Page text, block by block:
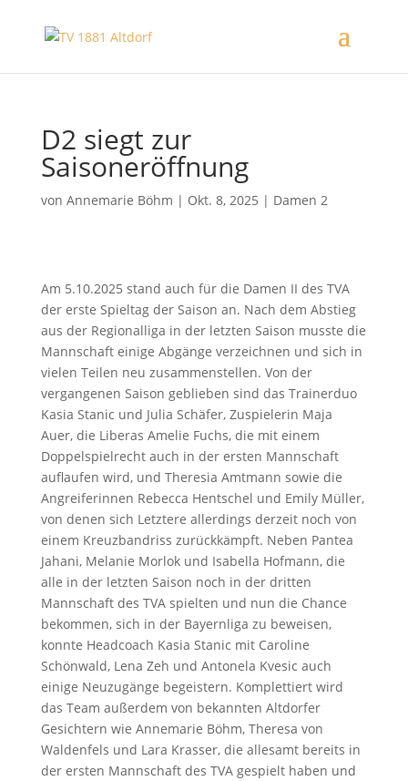
D2 siegt zur
Saisoneröffnung
von Annemarie Böhm | Okt. 8, 2025 | Damen 2
Am 5.10.2025 stand auch für die Damen II des TVA
der erste Spieltag der Saison an. Nach dem Abstieg
aus der Regionalliga in der letzten Saison musste die
Mannschaft einige Abgänge verzeichnen und sich in
vielen Teilen neu zusammenstellen. Von der
vergangenen Saison geblieben sind das Trainerduo
Kasia Stanic und Julia Schäfer, Zuspielerin Maja
Auer, die Liberas Amelie Fuchs, die mit einem
Doppelspielrecht auch in der ersten Mannschaft
auflaufen wird, und Theresia Amtmann sowie die
Angreiferinnen Rebecca Hentschel und Emily Müller,
von denen sich Letztere allerdings derzeit noch von
einem Kreuzbandriss zurückkämpft. Neben Pantea
Jahani, Melanie Morlok und Isabella Hofmann, die
alle in der letzten Saison noch in der dritten
Mannschaft des TVA spielten und nun die Chance
bekommen, sich in der Bayernliga zu beweisen,
konnte Headcoach Kasia Stanic mit Caroline
Schönwald, Lena Zeh und Antonela Kvesic auch
einige Neuzugänge begeistern. Komplettiert wird
das Team außerdem von bekannten Altdorfer
Gesichtern wie Annemarie Böhm, Theresa von
Waldenfels und Lara Krasser, die allesamt bereits in
der ersten Mannschaft des TVA gespielt haben und